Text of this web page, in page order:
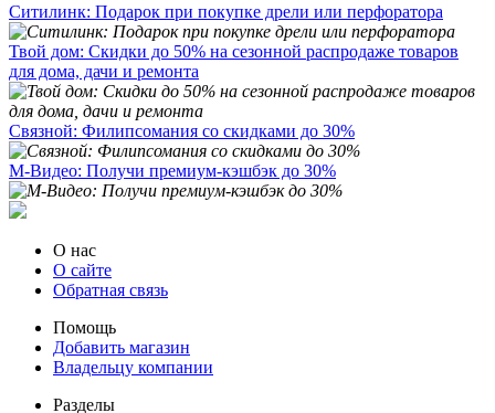
Ситилинк: Подарок при покупке дрели или перфоратора
Твой дом: Скидки до 50% на сезонной распродаже товаров
для дома, дачи и ремонта
Связной: Филипсомания со скидками до 30%
М-Видео: Получи премиум-кэшбэк до 30%
О нас
О сайте
Обратная связь
Помощь
Добавить магазин
Владельцу компании
Разделы